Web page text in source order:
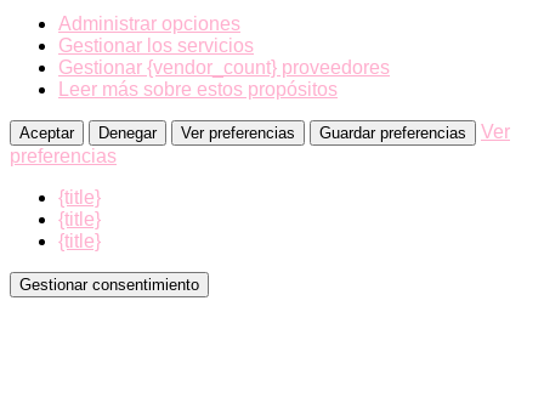
Administrar opciones
Gestionar los servicios
Gestionar {vendor_count} proveedores
Leer más sobre estos propósitos
Aceptar Denegar Ver preferencias Guardar preferencias
Ver
preferencias
{title}
{title}
{title}
Gestionar consentimiento